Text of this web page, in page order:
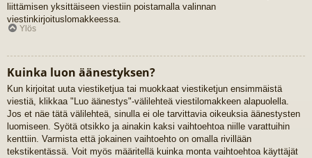
liittämisen yksittäiseen viestiin poistamalla valinnan
viestinkirjoituslomakkeessa.
Ylös
Kuinka luon äänestyksen?
Kun kirjoitat uuta viestiketjua tai muokkaat viestiketjun ensimmäistä
viestiä, klikkaa "Luo äänestys"-välilehteä viestilomakkeen alapuolella.
Jos et näe tätä välilehteä, sinulla ei ole tarvittavia oikeuksia äänestysten
luomiseen. Syötä otsikko ja ainakin kaksi vaihtoehtoa niille varattuihin
kenttiin. Varmista että jokainen vaihtoehto on omalla rivillään
tekstikentässä. Voit myös määritellä kuinka monta vaihtoehtoa käyttäjät